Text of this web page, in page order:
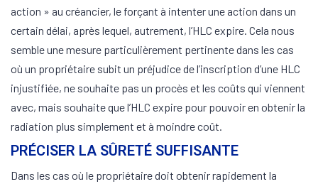
action » au créancier, le forçant à intenter une action dans un
certain délai, après lequel, autrement, l’HLC expire. Cela nous
semble une mesure particulièrement pertinente dans les cas
où un propriétaire subit un préjudice de l’inscription d’une HLC
injustifiée, ne souhaite pas un procès et les coûts qui viennent
avec, mais souhaite que l’HLC expire pour pouvoir en obtenir la
radiation plus simplement et à moindre coût.
PRÉCISER LA SÛRETÉ SUFFISANTE
Dans les cas où le propriétaire doit obtenir rapidement la